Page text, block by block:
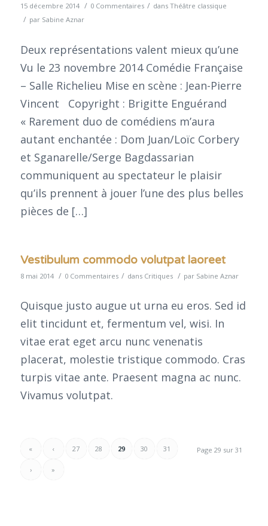
15 décembre 2014 / 0 Commentaires / dans Théâtre classique
/ par Sabine Aznar
Deux représentations valent mieux qu’une
Vu le 23 novembre 2014 Comédie Française
– Salle Richelieu Mise en scène : Jean-Pierre
Vincent Copyright : Brigitte Enguérand
« Rarement duo de comédiens m’aura
autant enchantée : Dom Juan/Loïc Corbery
et Sganarelle/Serge Bagdassarian
communiquent au spectateur le plaisir
qu’ils prennent à jouer l’une des plus belles
pièces de […]
Vestibulum commodo volutpat laoreet
8 mai 2014 / 0 Commentaires / dans Critiques / par Sabine Aznar
Quisque justo augue ut urna eu eros. Sed id
elit tincidunt et, fermentum vel, wisi. In
vitae erat eget arcu nunc venenatis
placerat, molestie tristique commodo. Cras
turpis vitae ante. Praesent magna ac nunc.
Vivamus volutpat.
Page 29 sur 31
« ‹ 27 28 29 30 31
› »